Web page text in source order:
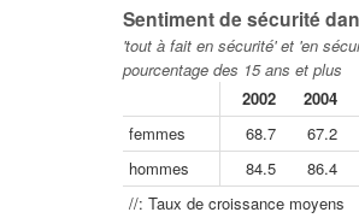
Sentiment de sécurité
'tout à fait en sécurité' et 'en
pourcentage des 15 ans et plus
2002
2004
femmes
68.7 67.2
hommes
84.5 86.4
//: Taux de croissance moyens